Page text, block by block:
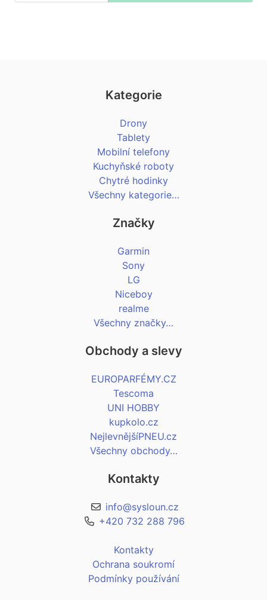
Kategorie
Drony
Tablety
Mobilní telefony
Kuchyňské roboty
Chytré hodinky
Všechny kategorie…
Značky
Garmin
Sony
LG
Niceboy
realme
Všechny značky…
Obchody a slevy
EUROPARFÉMY.CZ
Tescoma
UNI HOBBY
kupkolo.cz
NejlevnějšíPNEU.cz
Všechny obchody…
Kontakty
info@sysloun.cz
+420 732 288 796
Kontakty
Ochrana soukromí
Podmínky používání